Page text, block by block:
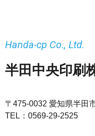
半田中央印刷
Handa-cp Co., Ltd.
〒475-0032 愛知県半田
TEL： 0569-29-2525